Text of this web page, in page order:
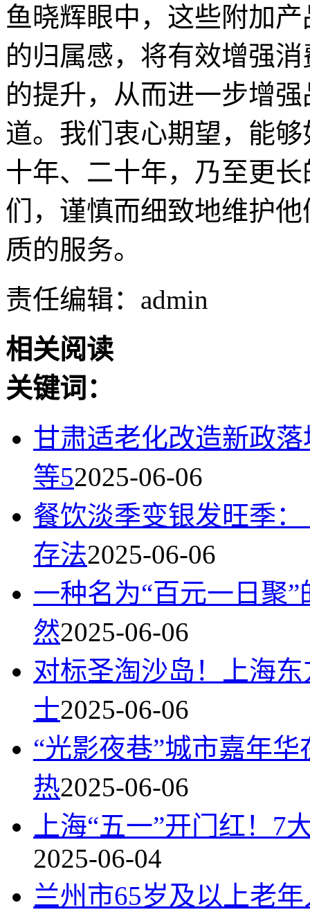
鱼晓辉眼中，这些附加
的归属感，将有效增强
的提升，从而进一步增
道。我们衷心期望，能
十年、二十年，乃至更
们，谨慎而细致地维护
质的服务。
责任编辑：admin
相关阅读
关键词：
甘肃适老化改造新政
等52025-06-06
餐饮淡季变银发旺季
存法2025-06-06
一种名为“百元一日聚
然2025-06-06
对标圣淘沙岛！上海
士2025-06-06
“光影夜巷”城市嘉年
热2025-06-06
上海“五一”开门红！7
2025-06-04
兰州市65岁及以上老